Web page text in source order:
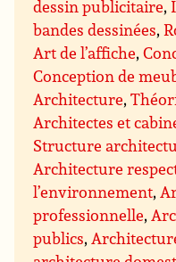
dessin publicitaire,
bandes dessinées,
Art de l’affiche,
Conception de
Architecture,
Architectes et
Structure
Architecture
l’environnement,
professionnelle,
publics,